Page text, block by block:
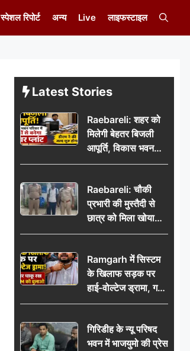
स्पेशल रिपोर्ट अन्य Live लाइफस्टाइल
Latest Stories
Raebareli: शहर को
मिलेगी बेहतर बिजली
आपूर्ति, विकास भवन
परिसर में करोड़ों से
Raebareli: चौकी
प्रभारी की मुस्तैदी से
छात्र को मिला खोया
बैग, जरूरी दस्तावेज
पुलिस टीम का जताया
आभार
Ramgarh में सिस्टम
के खिलाफ सड़क पर
हाई-वोल्टेज ड्रामा, गर्दन
पर चाकू रख बोला- CM
वायरल
गिरिडीह के न्यू परिषद
भवन में भाजयुमो की प्रेस